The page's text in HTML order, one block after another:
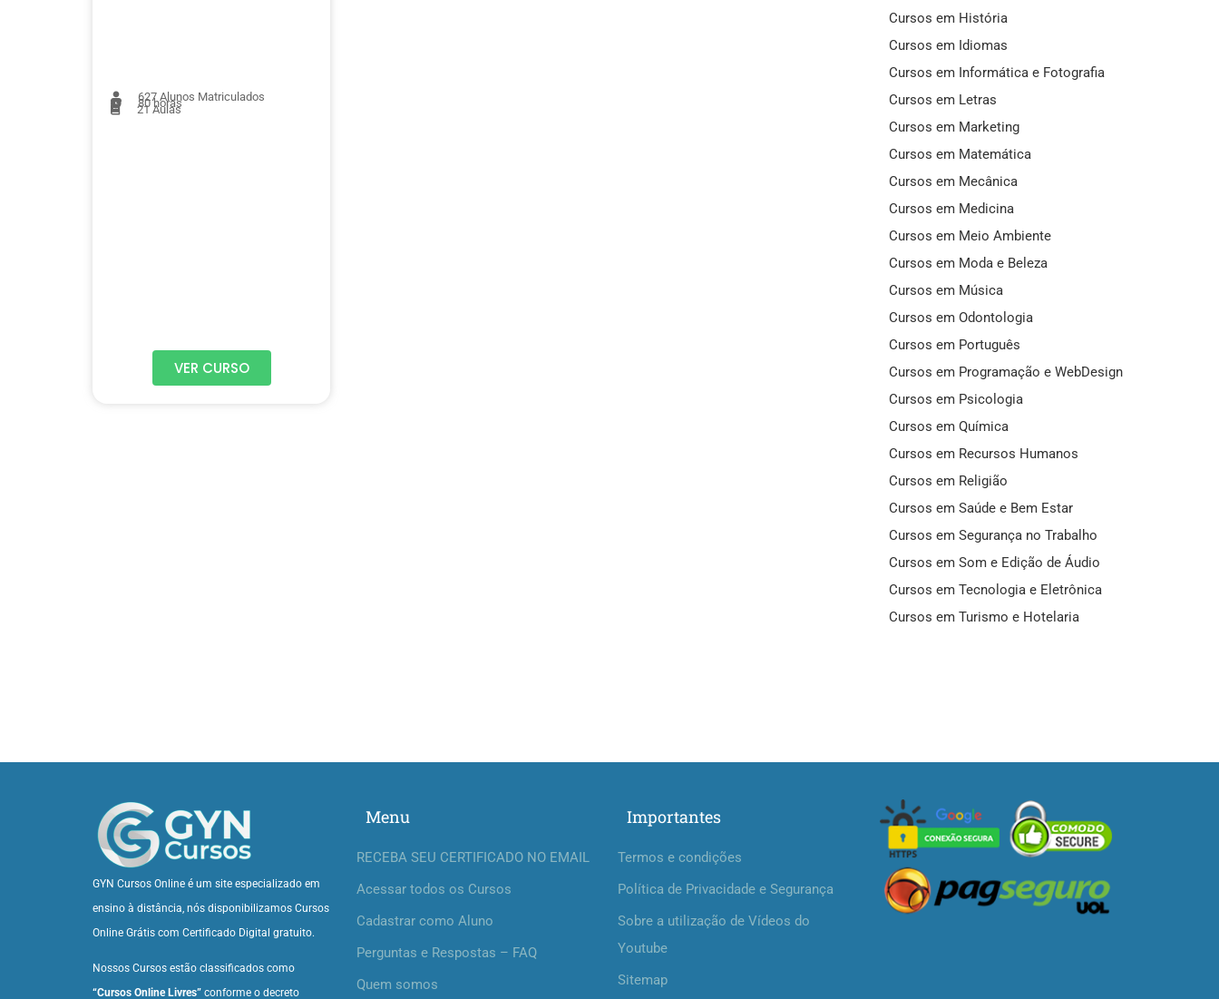
627 Alunos Matriculados
80 horas
21Aulas
VER CURSO
Cursos em História
Cursos em Idiomas
Cursos em Informática e Fotografia
Cursos em Letras
Cursos em Marketing
Cursos em Matemática
Cursos em Mecânica
Cursos em Medicina
Cursos em Meio Ambiente
Cursos em Moda e Beleza
Cursos em Música
Cursos em Odontologia
Cursos em Português
Cursos em Programação e WebDesign
Cursos em Psicologia
Cursos em Química
Cursos em Recursos Humanos
Cursos em Religião
Cursos em Saúde e Bem Estar
Cursos em Segurança no Trabalho
Cursos em Som e Edição de Áudio
Cursos em Tecnologia e Eletrônica
Cursos em Turismo e Hotelaria
GYN Cursos Online é um site especializado em
ensino à distância, nós disponibilizamos Cursos
Online Grátis com Certificado Digital gratuito.
Nossos Cursos estão classificados como
“Cursos Online Livres” conforme o decreto
Menu
RECEBA SEU CERTIFICADO NO EMAIL
Acessar todos os Cursos
Cadastrar como Aluno
Perguntas e Respostas – FAQ
Quem somos
Importantes
Termos e condições
Política de Privacidade e Segurança
Sobre a utilização de Vídeos do
Youtube
Sitemap